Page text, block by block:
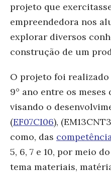
projeto que
empreendedora nos
explorar diversos
construção de um
O projeto foi realizado
9° ano entre os
visando o
(EF07CI06),
como, das
5, 6, 7 e 10, por meio
tema materiais,